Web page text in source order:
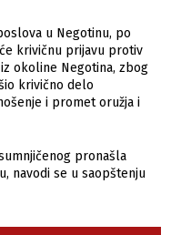
u Negotinu, po
krivičnu prijavu protiv
okoline Negotina, zbog
krivično delo
i promet oružja i
pronašla
navodi se u saopštenju